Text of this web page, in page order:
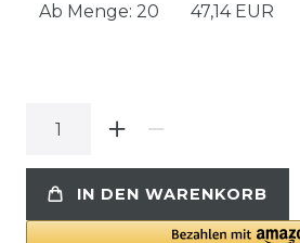
Ab Menge: 20 47,14 EUR
IN DEN WARENKORB